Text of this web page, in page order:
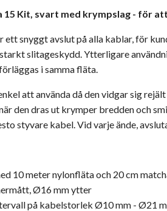
15 Kit, svart med krympslag - för
ett snyggt avslut på alla kablar, för
slitageskydd. Ytterligare
i samma fläta.
att använda då den vidgar sig
den dras ut krymper bredden och
styvare kabel. Vid varje ände,
10 meter nylonfläta och 20 cm
Ø16 mm ytter
på kabelstorlek Ø10 mm - Ø21